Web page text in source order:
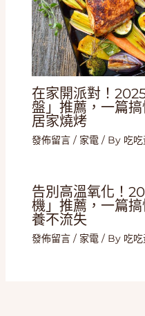
在家開派對！
盤」推薦，一篇
居家燒烤
發佈留言 / 家電/ By 吃
告別高溫氧化！
機」推薦，一篇
養不流失
發佈留言 / 家電/ By 吃